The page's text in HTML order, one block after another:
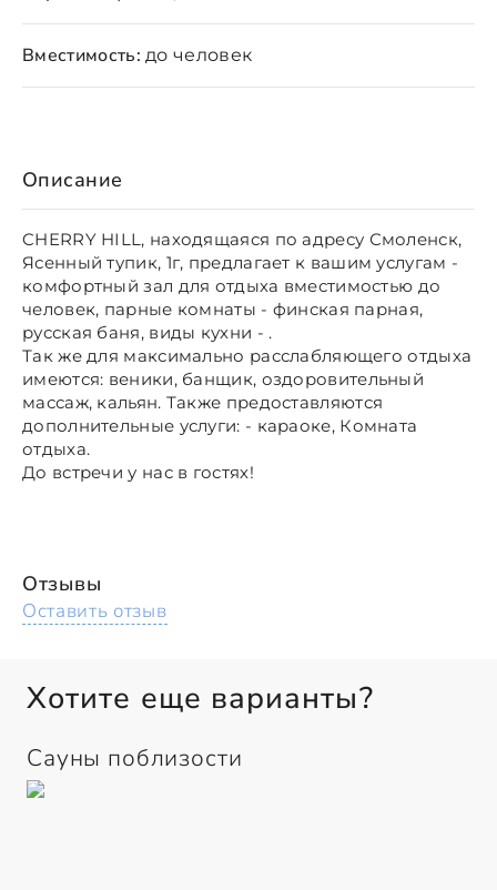
Описание
CHERRY HILL, находящаяся по адресу Смоленск,
Ясенный тупик, 1г, предлагает к вашим услугам -
комфортный зал для отдыха вместимостью до
человек, парные комнаты - финская парная,
русская баня, виды кухни - .
Так же для максимально расслабляющего отдыха
имеются: веники, банщик, оздоровительный
массаж, кальян. Также предоставляются
дополнительные услуги: - караоке, Комната
отдыха.
До встречи у нас в гостях!
Вместимость: до человек
Отзывы
Оставить отзыв
Хотите еще варианты?
Сауны поблизости